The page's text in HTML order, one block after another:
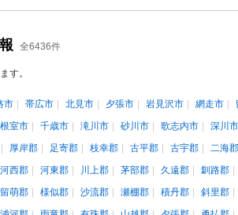
全6436件
す。
市 帯広市 北見市 夕張市 岩見沢市 網走市
根室市 千歳市 滝川市 砂川市 歌志内市 深川市
厚岸郡 足寄郡 枝幸郡 古平郡 古宇郡 二海郡
河西郡 河東郡 川上郡 茅部郡 久遠郡 釧路郡
留萌郡 様似郡 沙流郡 瀬棚郡 積丹郡 斜里郡